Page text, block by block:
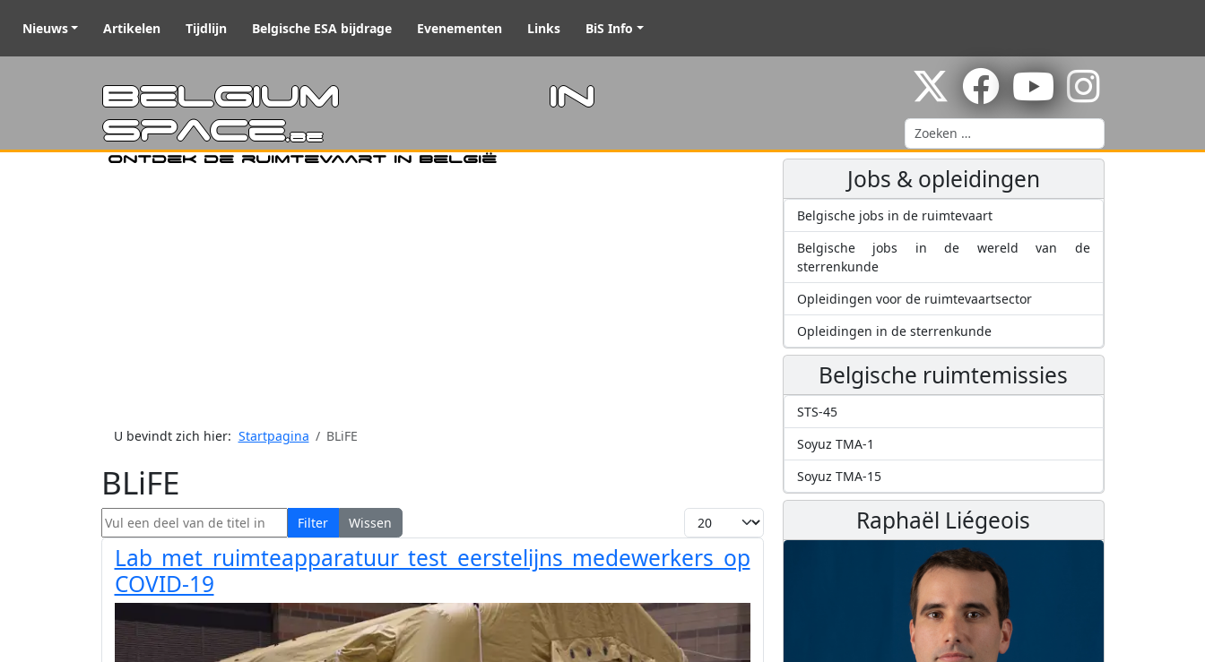
Nieuws Artikelen Tijdlijn Belgische ESA bijdrage Evenementen Links BiS Info
Belgium in
Space.be
Ontdek de ruimtevaart in België
Zoeken
U bevindt zich hier: Startpagina BLiFE
BLiFE
Vul een deel van de titel in Filter Wissen Toon #
Lab met ruimteapparatuur test eerstelijns medewerkers op
COVID-19
Jobs & opleidingen
Belgische jobs in de ruimtevaart
Belgische jobs in de wereld van de
sterrenkunde
Opleidingen voor de ruimtevaartsector
Opleidingen in de sterrenkunde
Belgische ruimtemissies
STS-45
Soyuz TMA-1
Soyuz TMA-15
Raphaël Liégeois